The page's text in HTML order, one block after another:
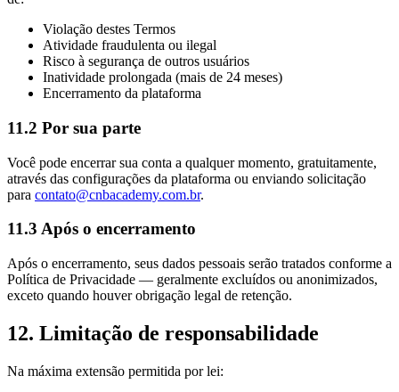
Violação destes Termos
Atividade fraudulenta ou ilegal
Risco à segurança de outros usuários
Inatividade prolongada (mais de 24 meses)
Encerramento da plataforma
11.2 Por sua parte
Você pode encerrar sua conta a qualquer momento, gratuitamente,
através das configurações da plataforma ou enviando solicitação
para contato@cnbacademy.com.br.
11.3 Após o encerramento
Após o encerramento, seus dados pessoais serão tratados conforme a
Política de Privacidade — geralmente excluídos ou anonimizados,
exceto quando houver obrigação legal de retenção.
12. Limitação de responsabilidade
Na máxima extensão permitida por lei: